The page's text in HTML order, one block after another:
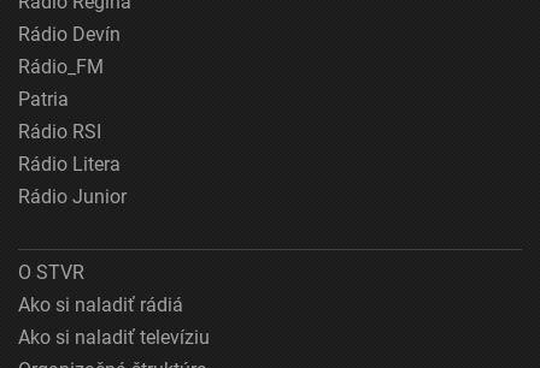
Rádio Devín
Rádio_FM
Patria
Rádio RSI
Rádio Litera
Rádio Junior
O STVR
Ako si naladiť rádiá
Ako si naladiť televíziu